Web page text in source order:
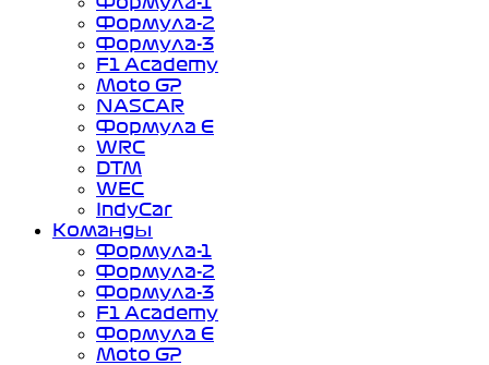
Формула-2
Формула-3
F1 Academy
Moto GP
NASCAR
Формула Е
WRC
DTM
WEC
IndyCar
Команды
Формула-1
Формула-2
Формула-3
F1 Academy
Формула Е
Moto GP